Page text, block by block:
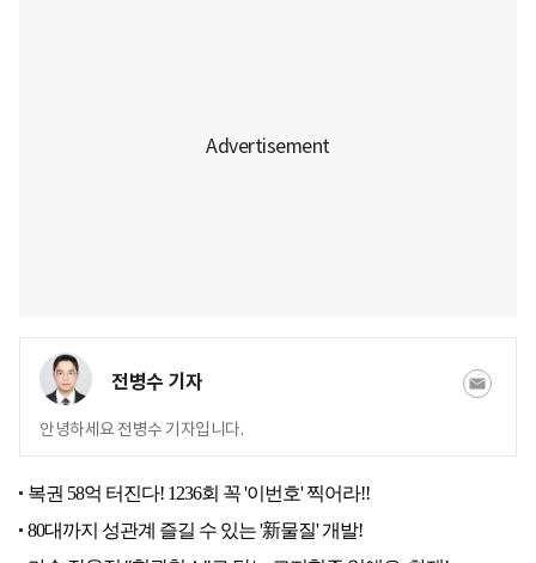
전병수 기자
안녕하세요 전병수 기자입니다.